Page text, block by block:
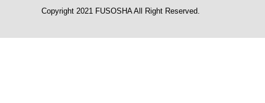
Copyright 2021 FUSOSHA All Right Reserved.